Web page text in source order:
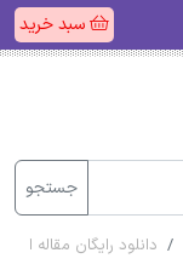
سبد خرید
جستجو
دانلود رایگان مقاله